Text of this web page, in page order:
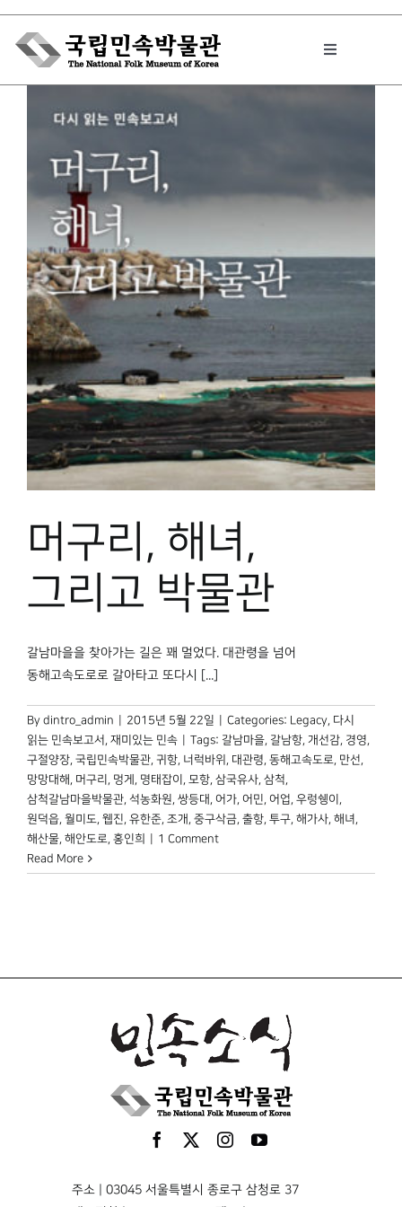
Skip
content
Toggle
박물관에서는
민속이야기
민속 인사이드
원문보기 PDF
박물관 홈페이지
머구리, 해녀,
그리고 박물관
갈남마을을 찾아가는 길은 꽤 멀었다. 대관령을 넘어
동해고속도로로 갈아타고 또다시 [...]
By dintro_admin 2015년 5월 22일 Categories: Legacy, 다시
읽는 민속보고서 , 재미있는 민속 Tags: 갈남마을, 갈남항, 개선감, 경영,
구절양장, 국립민속박물관, 귀항, 너럭바위 , 대관령, 동해고속도로, 만선,
망망대해 , 머구리 , 멍게 , 명태잡이 , 모항, 삼국유사, 삼척,
삼척갈남마을박물관, 석농화원, 쌍등대 , 어가, 어민, 어업, 우렁쉥이 ,
원덕읍, 월미도, 웹진, 유한준, 조개 , 중구삭금, 출항, 투구, 해가사, 해녀 ,
해산물, 해안도로, 홍인희
1 Comment
Read More
주소 | 03045 서울특별시 종로구 삼청로 37